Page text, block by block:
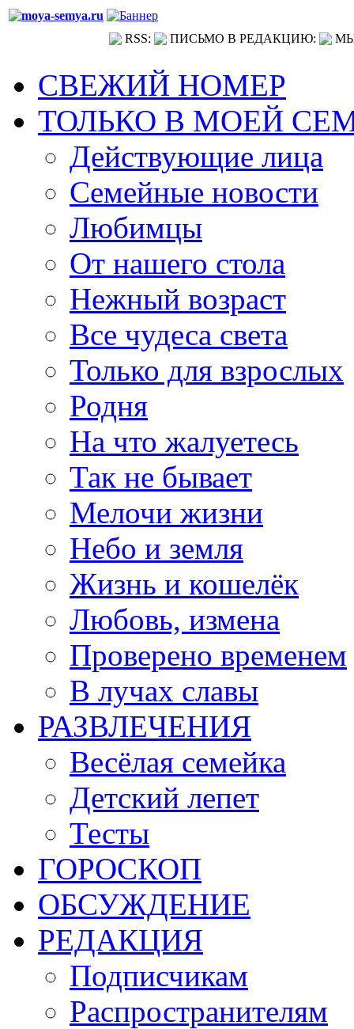
RSS: ПИСЬМО В РЕДАКЦИЮ:
СВЕЖИЙ НОМЕР
ТОЛЬКО В МОЕЙ
Действующие лица
Семейные новости
Любимцы
От нашего стола
Нежный возраст
Все чудеса света
Только для взрослых
Родня
На что жалуетесь
Так не бывает
Мелочи жизни
Небо и земля
Жизнь и кошелёк
Любовь, измена
Проверено временем
В лучах славы
РАЗВЛЕЧЕНИЯ
Весёлая семейка
Детский лепет
Тесты
ГОРОСКОП
ОБСУЖДЕНИЕ
РЕДАКЦИЯ
Подписчикам
Распространителям